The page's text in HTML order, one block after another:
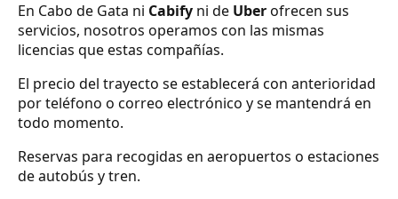
En Cabo de Gata ni Cabify ni de Uberofrecen sus
servicios, nosotros operamos con las mismas
licencias que estas compañías.
El precio del trayecto se establecerá con anterioridad
por teléfono o correo electrónico y se mantendrá en
todo momento.
Reservas para recogidas en aeropuertos o estaciones
de autobús y tren.